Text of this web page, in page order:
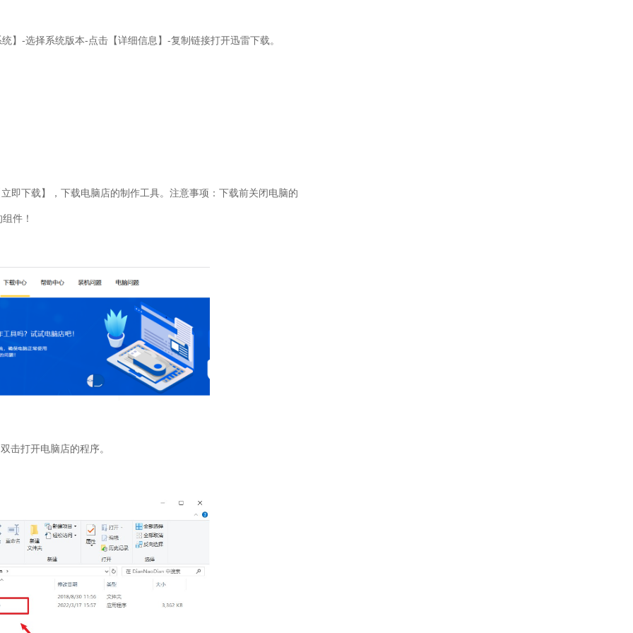
】-选择系统版本-点击【详细信息】-复制链接打开迅雷下载。
即下载】，下载电脑店的制作工具。注意事项：下载前关闭电脑的
件！
击打开电脑店的程序。